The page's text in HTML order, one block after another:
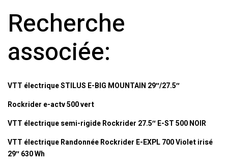
Recherche
associée:
VTT électrique STILUS E-BIG MOUNTAIN 29″/27.5″
Rockrider e-actv 500 vert
VTT électrique semi-rigide Rockrider 27.5″ E-ST 500 NOIR
VTT électrique Randonnée Rockrider E-EXPL 700 Violet irisé
29″ 630 Wh